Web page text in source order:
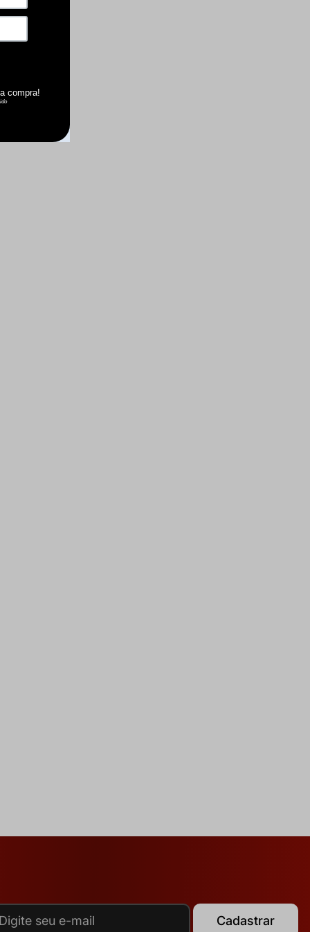
Cadastrar